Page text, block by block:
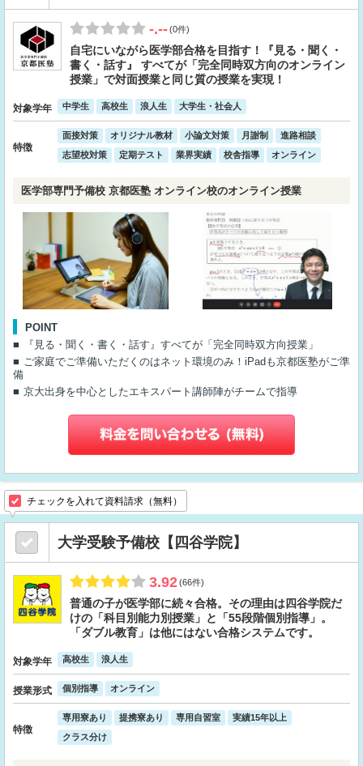
-.--(0件)
自宅にいながら医学部合格を目指す！『見る・聞く・
書く・話す』 すべてが「完全同時双方向のオンライン
授業」で対面授業と同じ質の授業を実現！
対象学年 中学生 高校生 浪人生 大学生・社会人
特徴
面接対策 オリジナル教材 小論文対策 月謝制
進路相談
志望校対策
定期テスト 業界実績 校舎指導 オンライン
医学部専門予備校 京都医塾 オンライン校のオンライン授業
POINT
『見る・聞く・書く・話す』すべてが「完全同時双方向授業」
ご家庭でご準備いただくのはネット環境のみ！iPadも京都医塾がご準
備
京大出身を中心としたエキスパート講師陣がチームで指導
チェックを入れて資料請求（無料）
大学受験予備校【四谷学院】
3.92(66件)
普通の子が医学部に続々合格。その理由は四谷学院だ
けの「科目別能力別授業」と「55段階個別指導」。
「ダブル教育」は他にはない合格システムです。
対象学年 高校生 浪人生
授業形式 個別指導 オンライン
特徴
専用寮あり 提携寮あり 専用自習室
実績15年以上
クラス分け